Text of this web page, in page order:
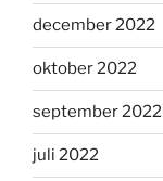
december 2022
oktober 2022
september 2022
juli 2022